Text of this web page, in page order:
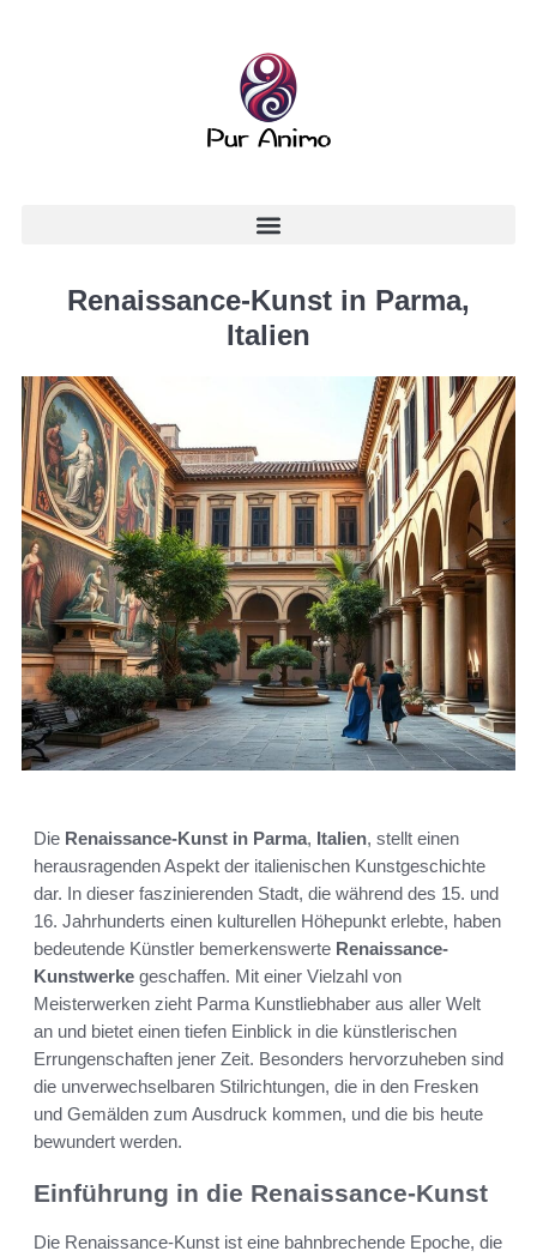
Renaissance-Kunst in Parma,
Italien
Die Renaissance-Kunst in Parma, Italien, stellt einen
herausragenden Aspekt der italienischen Kunstgeschichte
dar. In dieser faszinierenden Stadt, die während des 15. und
16. Jahrhunderts einen kulturellen Höhepunkt erlebte, haben
bedeutende Künstler bemerkenswerte Renaissance-
Kunstwerke geschaffen. Mit einer Vielzahl von
Meisterwerken zieht Parma Kunstliebhaber aus aller Welt
an und bietet einen tiefen Einblick in die künstlerischen
Errungenschaften jener Zeit. Besonders hervorzuheben sind
die unverwechselbaren Stilrichtungen, die in den Fresken
und Gemälden zum Ausdruck kommen, und die bis heute
bewundert werden.
Einführung in die Renaissance-Kunst
Die Renaissance-Kunst ist eine bahnbrechende Epoche, die